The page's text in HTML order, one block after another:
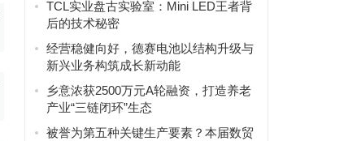
TCL实业盘古实验室：Mini LED王者背
后的技术秘密
经营稳健向好，德赛电池以结构升级与
新兴业务构筑成长新动能
乡意浓获2500万元A轮融资，打造养老
产业“三链闭环”生态
被誉为第五种关键生产要素？本届数贸